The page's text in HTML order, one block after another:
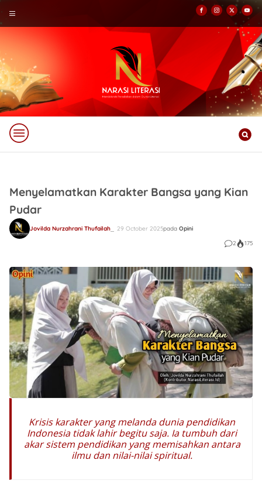
Menyelamatkan Karakter Bangsa yang Kian
Pudar
Jovilda Nurzahrani Thufailah 29 October 2025pada Opini
2
175
Krisis karakter yang melanda dunia pendidikan
Indonesia tidak lahir begitu saja. Ia tumbuh dari
akar sistem pendidikan yang memisahkan antara
ilmu dan nilai-nilai spiritual.